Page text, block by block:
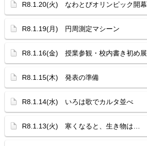
R8.1.20(火) なわとびオリンピック開幕
R8.1.19(月) 円周測定マシーン
R8.1.16(金) 授業参観・校内書き初め展
R8.1.15(木) 発表の準備
R8.1.14(水) いろは歌でカルタ並べ
R8.1.13(火) 寒くなると、生き物は…